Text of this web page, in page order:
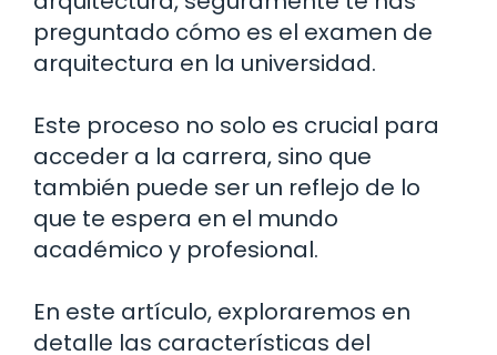
preguntado cómo es el examen de
arquitectura en la universidad.
Este proceso no solo es crucial para
acceder a la carrera, sino que
también puede ser un reflejo de lo
que te espera en el mundo
académico y profesional.
En este artículo, exploraremos en
detalle las características del